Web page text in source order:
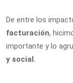
De entre los
facturación,
importante y lo
y social.